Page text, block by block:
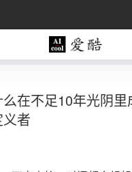
在不足10年光阴
者